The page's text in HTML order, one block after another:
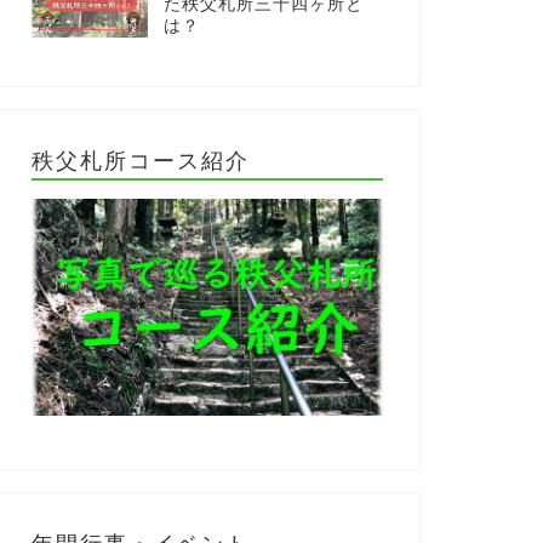
た秩父札所三十四ヶ所と
は？
秩父札所コース紹介